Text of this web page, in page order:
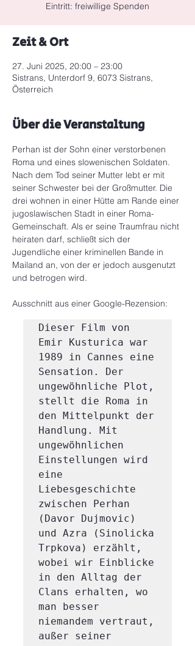
Eintritt: freiwillige Spenden
Zeit & Ort
27. Juni 2025, 20:00 – 23:00
Sistrans, Unterdorf 9, 6073 Sistrans,
Österreich
Über die Veranstaltung
Perhan ist der Sohn einer verstorbenen
Roma und eines slowenischen Soldaten.
Nach dem Tod seiner Mutter lebt er mit
seiner Schwester bei der Großmutter. Die
drei wohnen in einer Hütte am Rande einer
jugoslawischen Stadt in einer Roma-
Gemeinschaft. Als er seine Traumfrau nicht
heiraten darf, schließt sich der
Jugendliche einer kriminellen Bande in
Mailand an, von der er jedoch ausgenutzt
und betrogen wird.
Ausschnitt aus einer Google-Rezension:
Dieser Film von
Emir Kusturica war
1989 in Cannes eine
Sensation. Der
ungewöhnliche Plot,
stellt die Roma in
den Mittelpunkt der
Handlung. Mit
ungewöhnlichen
Einstellungen wird
eine
Liebesgeschichte
zwischen Perhan
(Davor Dujmovic)
und Azra (Sinolicka
Trpkova) erzählt,
wobei wir Einblicke
in den Alltag der
Clans erhalten, wo
man besser
niemandem vertraut,
außer seiner